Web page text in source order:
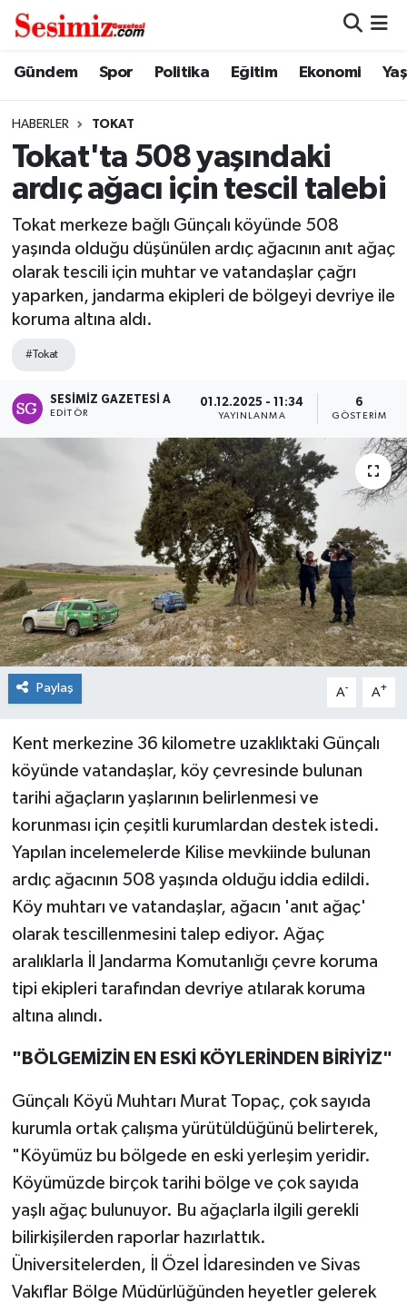
Gündem Spor Politika Eğitim Ekonomi
HABERLER TOKAT
Tokat'ta 508 yaşındaki
ardıç ağacı için tescil talebi
Tokat merkeze bağlı Günçalı köyünde 508
yaşında olduğu düşünülen ardıç ağacının anıt ağaç
olarak tescili için muhtar ve vatandaşlar çağrı
yaparken, jandarma ekipleri de bölgeyi devriye ile
koruma altına aldı.
#Tokat
SESIMIZ GAZETESI A
EDITÖR
01.12.2025 - 11:34
YAYINLANMA
6
GÖSTERIM
Paylaş A- A+
Kent merkezine 36 kilometre uzaklıktaki Günçalı
köyünde vatandaşlar, köy çevresinde bulunan
tarihi ağaçların yaşlarının belirlenmesi ve
korunması için çeşitli kurumlardan destek istedi.
Yapılan incelemelerde Kilise mevkiinde bulunan
ardıç ağacının 508 yaşında olduğu iddia edildi.
Köy muhtarı ve vatandaşlar, ağacın 'anıt ağaç'
olarak tescillenmesini talep ediyor. Ağaç
aralıklarla İl Jandarma Komutanlığı çevre koruma
tipi ekipleri tarafından devriye atılarak koruma
altına alındı.
"BÖLGEMİZİN EN ESKİ KÖYLERİNDEN BİRİYİZ"
Günçalı Köyü Muhtarı Murat Topaç, çok sayıda
kurumla ortak çalışma yürütüldüğünü belirterek,
"Köyümüz bu bölgede en eski yerleşim yeridir.
Köyümüzde birçok tarihi bölge ve çok sayıda
yaşlı ağaç bulunuyor. Bu ağaçlarla ilgili gerekli
bilirkişilerden raporlar hazırlattık.
Üniversitelerden, İl Özel İdaresinden ve Sivas
Vakıflar Bölge Müdürlüğünden heyetler gelerek
Dünya
Ekonomi
Genel
Gündem
Magazin
Sağlık
Spor
Tokat Haberleri
Yaşam
Nöbetçi Eczaneler
Namaz Vakitleri
Trafik Durumu
Süper Lig Puan Durumu ve Fikstür
Tüm Manşetler
Haber Arşivi